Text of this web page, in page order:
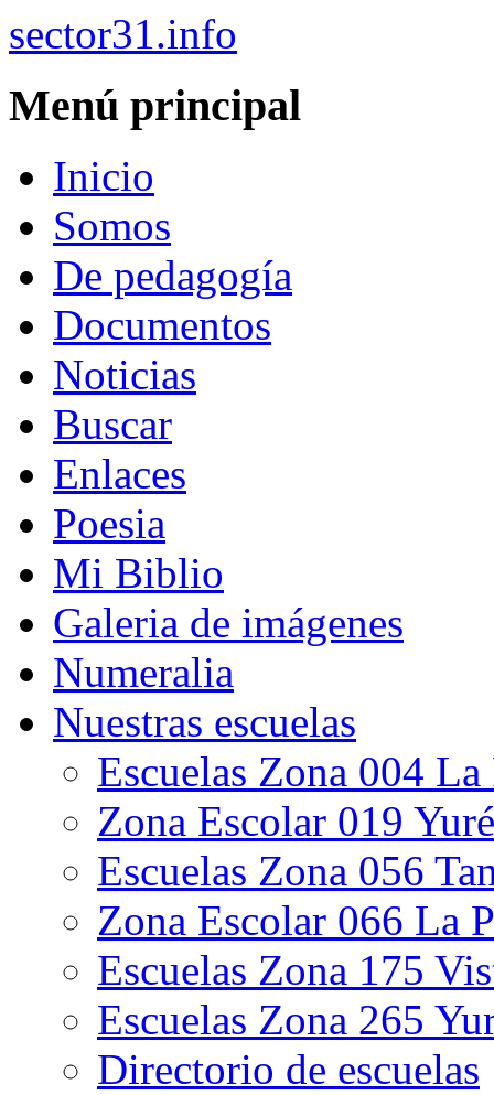
sector31.info
Menú principal
Inicio
Somos
De pedagogía
Documentos
Noticias
Buscar
Enlaces
Poesia
Mi Biblio
Galeria de imágenes
Numeralia
Nuestras escuelas
Escuelas Zona 004 La
Zona Escolar 019
Escuelas Zona 056
Zona Escolar 066 La
Escuelas Zona 175
Escuelas Zona 265
Directorio de escuelas